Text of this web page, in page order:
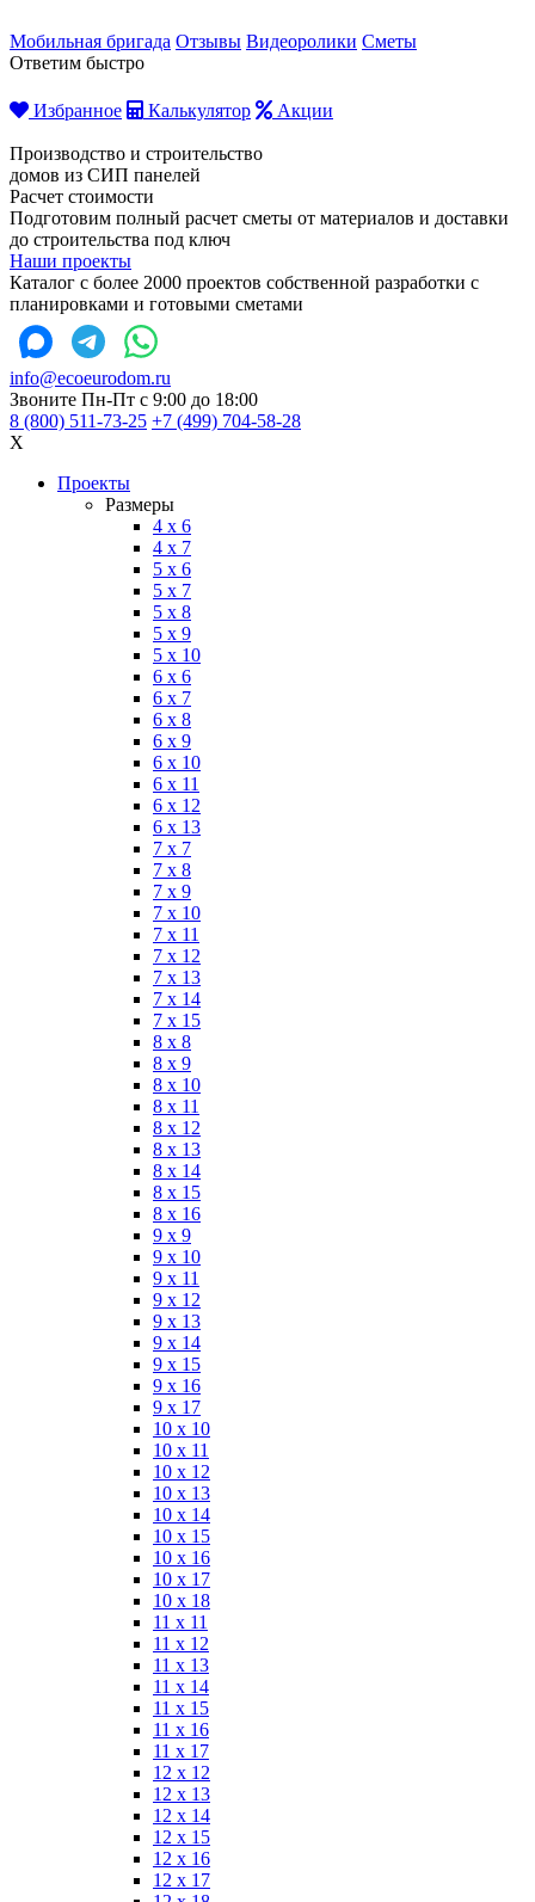
Мобильная бригада Отзывы Видеоролики Сметы
Ответим быстро
Избранное Калькулятор Акции
Производство и строительство
домов из СИП панелей
Расчет стоимости
Подготовим полный расчет сметы от материалов и доставки
до строительства под ключ
Наши проекты
Каталог с более 2000 проектов собственной разработки с
планировками и готовыми сметами
info@ecoeurodom.ru
Звоните Пн-Пт с 9:00 до 18:00
8 (800) 511-73-25 +7 (499) 704-58-28
X
Проекты
Размеры
4 x 6
4 x 7
5 x 6
5 x 7
5 x 8
5 x 9
5 x 10
6 x 6
6 x 7
6 x 8
6 x 9
6 x 10
6 x 11
6 x 12
6 x 13
7 x 7
7 x 8
7 x 9
7 x 10
7 x 11
7 x 12
7 x 13
7 x 14
7 x 15
8 x 8
8 x 9
8 x 10
8 x 11
8 x 12
8 x 13
8 x 14
8 x 15
8 x 16
9 x 9
9 x 10
9 x 11
9 x 12
9 x 13
9 x 14
9 x 15
9 x 16
9 x 17
10 x 10
10 x 11
10 x 12
10 x 13
10 x 14
10 x 15
10 x 16
10 x 17
10 x 18
11 x 11
11 x 12
11 x 13
11 x 14
11 x 15
11 x 16
11 x 17
12 x 12
12 x 13
12 x 14
12 x 15
12 x 16
12 x 17